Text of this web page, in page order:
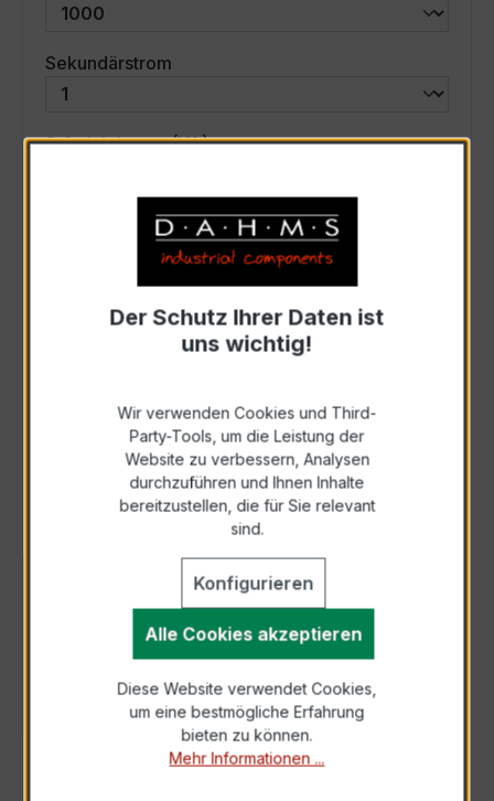
Sekundärstrom
Scheinleistung (VA)auswählen
Auswahl zurücksetzen
Art. Nr.: 44-3036
Als PDF exportieren
Der XKBR 44 1000/1A 5VA Kl.1FS5
Stromwandler ist die ideale Lösung für Ihre
Bedürfnisse in der Strommessung. Mit einem
Mehr
TECHNISCHE DATEN
Der Schutz Ihrer Daten ist
uns wichtig!
Wir verwenden Cookies und Third-
Party-Tools, um die Leistung der
Website zu verbessern, Analysen
durchzuführen und Ihnen Inhalte
bereitzustellen, die für Sie relevant
sind.
Konfigurieren
Alle Cookies akzeptieren
Diese Website verwendet Cookies,
um eine bestmögliche Erfahrung
bieten zu können.
Mehr Informationen ...